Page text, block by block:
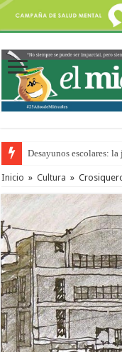
Desayunos escolares:
“La Feria en tu Barrio”
Inicio » Cultura »